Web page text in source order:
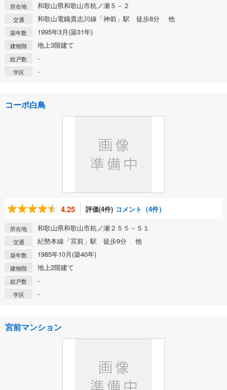
所在地 和歌山県和歌山市杭ノ瀬５－２
交通 和歌山電鐵貴志川線「神前」駅 徒歩8分 他
築年数 1995年3月(築31年)
建物階 地上3階建て
総戸数 -
学区 -
コーポ白鳥
4.25 評価(4件) コメント（4件）
所在地 和歌山県和歌山市杭ノ瀬２５５－５１
交通 紀勢本線「宮前」駅 徒歩9分 他
築年数 1985年10月(築40年)
建物階 地上2階建て
総戸数 -
学区 -
宮前マンション